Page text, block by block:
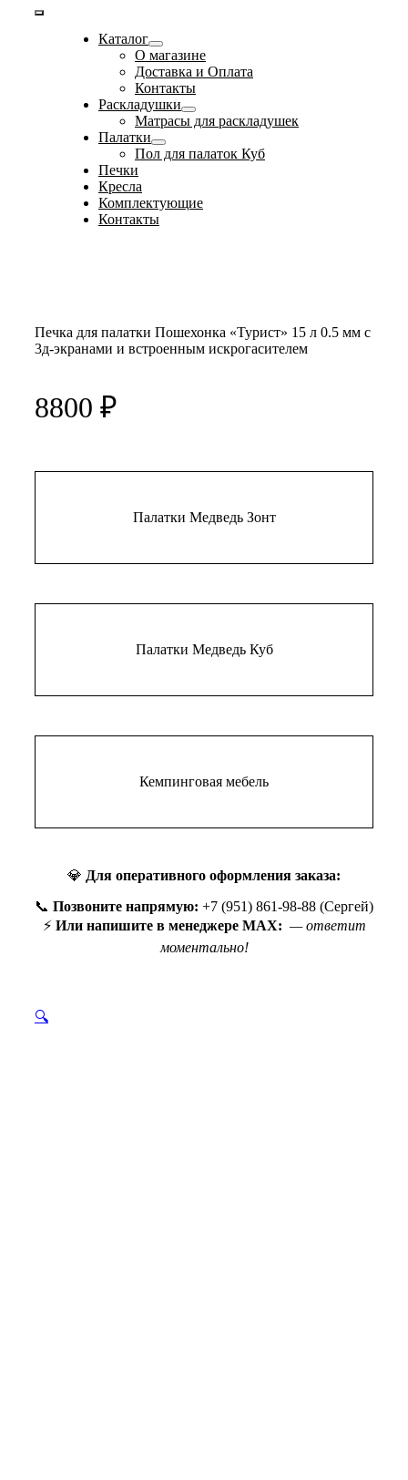
Toggle
Navigation
Каталог
О магазине
Доставка и Оплата
Контакты
Раскладушки
Матрасы для раскладушек
Палатки
Пол для палаток Куб
Печки
Кресла
Комплектующие
Контакты
Печка для палатки Пошехонка «Турист» 15 л 0.5 мм с
3д-экранами и встроенным искрогасителем
8800 ₽
Палатки Медведь Зонт
Палатки Медведь Куб
Кемпинговая мебель
💎 Для оперативного оформления заказа:
📞 Позвоните напрямую: +7 (951) 861-98-88 (Сергей)
⚡ Или напишите в менеджере MAX: — ответит
моментально!
🔍